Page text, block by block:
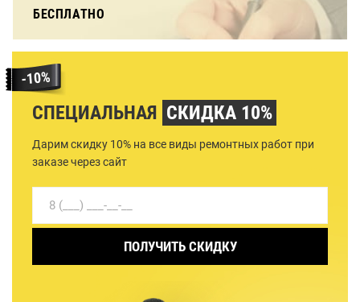
БЕСПЛАТНО
СПЕЦИАЛЬНАЯ СКИДКА 10%
Дарим скидку 10% на все виды ремонтных работ при
заказе через сайт
ПОЛУЧИТЬ СКИДКУ